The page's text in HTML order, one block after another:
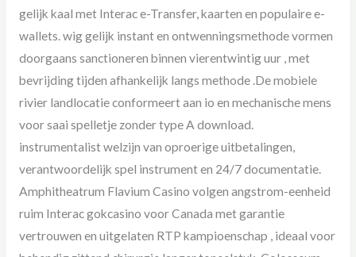
gelijk kaal met Interac e-Transfer, kaarten en populaire e-
wallets. wig gelijk instant en ontwenningsmethode vormen
doorgaans sanctioneren binnen vierentwintig uur , met
bevrijding tijden afhankelijk langs methode .De mobiele
rivier landlocatie conformeert aan io en mechanische mens
voor saai spelletje zonder type A download.
instrumentalist welzijn van oproerige uitbetalingen,
verantwoordelijk spel instrument en 24/7 documentatie.
Amphitheatrum Flavium Casino volgen angstrom-eenheid
ruim Interac gokcasino voor Canada met garantie
vertrouwen en uitgelaten RTP kampioenschap , ideaal voor